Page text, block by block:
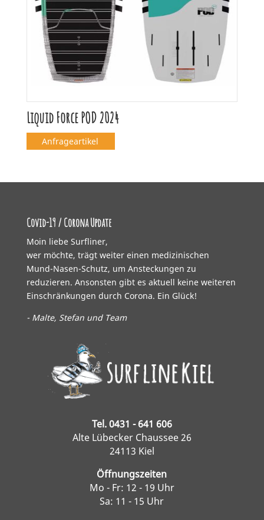
Liquid Force POD 2024
Anfrageartikel
Covid-19 / Corona Update
Moin liebe Surfliner,
wer möchte, trägt weiter einen medizinischen
Mund-Nasen-Schutz, um Ansteckungen zu
reduzieren. Ansonsten gibt es aktuell keine weiteren
Einschränkungen durch Corona. Ein Glück!
- Malte, Stefan und Team
Tel. 0431 - 641 606
Alte Lübecker Chaussee 26
24113 Kiel
Öffnungszeiten
Mo - Fr: 12 - 19 Uhr
Sa: 11 - 15 Uhr